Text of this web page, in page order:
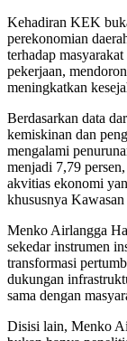
Kehadiran KEK
perekonomian
terhadap
pekerjaan,
meningkatkan
Berdasarkan data
kemiskinan dan
mengalami
menjadi 7,79
akvitias ekonomi
khususnya
Menko Airlangga
sekedar instrumen
transformasi
dukungan
sama dengan
Disisi lain, Menko